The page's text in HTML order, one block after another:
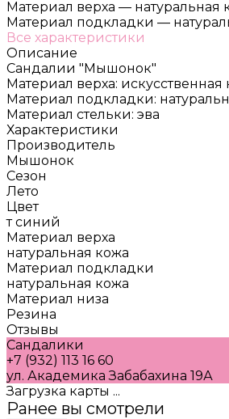
Материал верха — натуральная
Материал подкладки —
Все характеристики
Описание
Сандалии "Мышонок"
Материал верха: искусственная
Материал подкладки:
Материал стельки: эва
Характеристики
Производитель
Мышонок
Сезон
Лето
Цвет
т синий
Материал верха
натуральная кожа
Материал подкладки
натуральная кожа
Материал низа
Резина
Отзывы
Сандалики
+7 (932) 113 16 60
ул. Академика Забабахина 19А
Загрузка карты ...
Ранее вы смотрели